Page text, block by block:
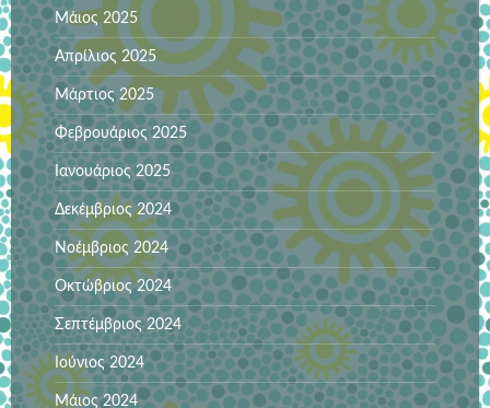
Μάιος 2025
Απρίλιος 2025
Μάρτιος 2025
Φεβρουάριος 2025
Ιανουάριος 2025
Δεκέμβριος 2024
Νοέμβριος 2024
Οκτώβριος 2024
Σεπτέμβριος 2024
Ιούνιος 2024
Μάιος 2024